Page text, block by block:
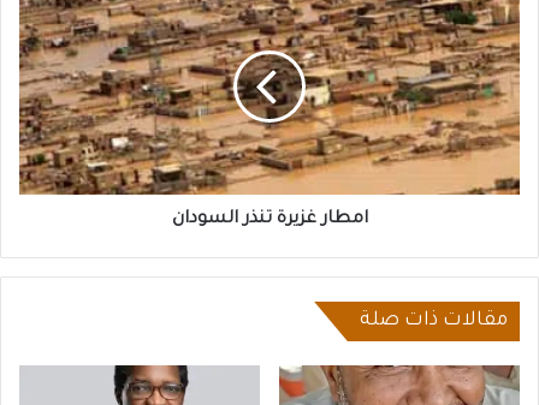
غزيرة
تنذر
السودان
امطار غزيرة تنذر السودان
مقالات ذات صلة